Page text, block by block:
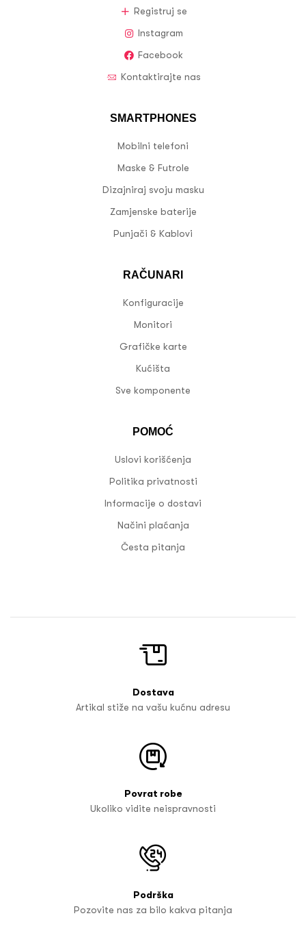
Registruj se
Instagram
Facebook
Kontaktirajte nas
SMARTPHONES
Mobilni telefoni
Maske & Futrole
Dizajniraj svoju masku
Zamjenske baterije
Punjači & Kablovi
RAČUNARI
Konfiguracije
Monitori
Grafičke karte
Kućišta
Sve komponente
POMOĆ
Uslovi korišćenja
Politika privatnosti
Informacije o dostavi
Načini plaćanja
Česta pitanja
Dostava
Artikal stiže na vašu kućnu adresu
Povrat robe
Ukoliko vidite neispravnosti
Podrška
Pozovite nas za bilo kakva pitanja